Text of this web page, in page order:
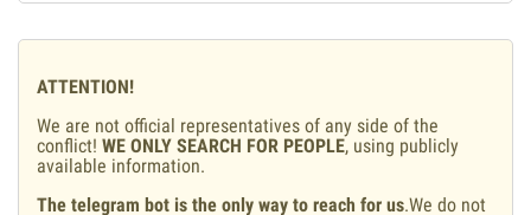
ATTENTION!
We are not official representatives of any side of the
conflict! WE ONLY SEARCH FOR PEOPLE, using publicly
available information.
The telegram bot is the only way to reach for us.We do not